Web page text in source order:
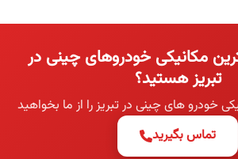
مکانیکی خودروهای چینی در
تبریز هستید؟
خودرو های چینی در تبریز را از ما بخواهید
تماس بگیرید